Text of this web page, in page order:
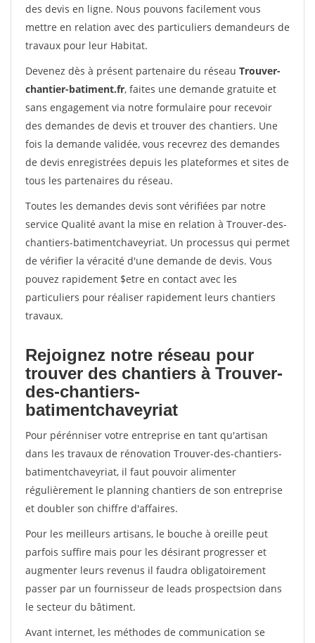
des devis en ligne. Nous pouvons facilement vous
mettre en relation avec des particuliers demandeurs de
travaux pour leur Habitat.
Devenez dès à présent partenaire du réseau Trouver-
chantier-batiment.fr, faites une demande gratuite et
sans engagement via notre formulaire pour recevoir
des demandes de devis et trouver des chantiers. Une
fois la demande validée, vous recevrez des demandes
de devis enregistrées depuis les plateformes et sites de
tous les partenaires du réseau.
Toutes les demandes devis sont vérifiées par notre
service Qualité avant la mise en relation à Trouver-des-
chantiers-batimentchaveyriat. Un processus qui permet
de vérifier la véracité d'une demande de devis. Vous
pouvez rapidement $etre en contact avec les
particuliers pour réaliser rapidement leurs chantiers
travaux.
Rejoignez notre réseau pour
trouver des chantiers à Trouver-
des-chantiers-
batimentchaveyriat
Pour pérénniser votre entreprise en tant qu'artisan
dans les travaux de rénovation Trouver-des-chantiers-
batimentchaveyriat, il faut pouvoir alimenter
régulièrement le planning chantiers de son entreprise
et doubler son chiffre d'affaires.
Pour les meilleurs artisans, le bouche à oreille peut
parfois suffire mais pour les désirant progresser et
augmenter leurs revenus il faudra obligatoirement
passer par un fournisseur de leads prospectsion dans
le secteur du bâtiment.
Avant internet, les méthodes de communication se